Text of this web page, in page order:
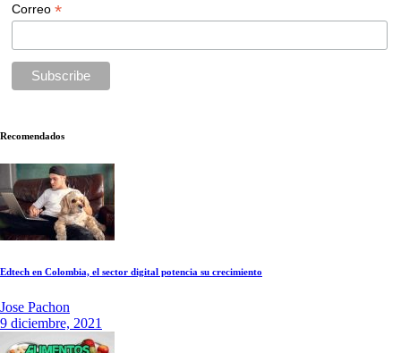
Correo*
Recomendados
Edtech en Colombia, el sector digital potencia su crecimiento
Jose Pachon
9 diciembre, 2021